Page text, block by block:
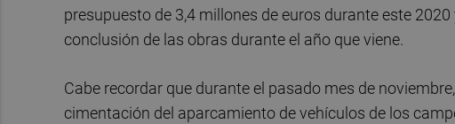
presupuesto de 3,4 millones de euros durante este
conclusión de las obras durante el año que viene.
Cabe recordar que durante el pasado mes de
cimentación del aparcamiento de vehículos de los